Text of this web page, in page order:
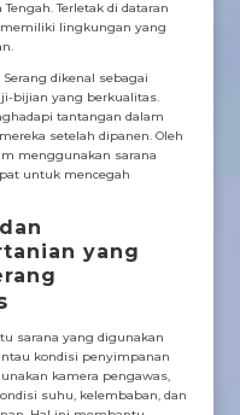
Terletak di dataran
lingkungan yang
dikenal sebagai
bijian yang berkualitas.
tantangan dalam
setelah dipanen. Oleh
menggunakan sarana
untuk mencegah
yang
sarana yang digunakan
kondisi penyimpanan
kamera pengawas,
suhu, kelembaban, dan